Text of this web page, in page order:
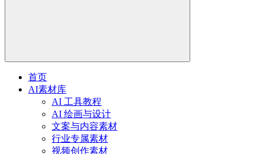
首页
AI素材库
AI 工具教程
AI 绘画与设计
文案与内容素材
行业专属素材
视频创作素材